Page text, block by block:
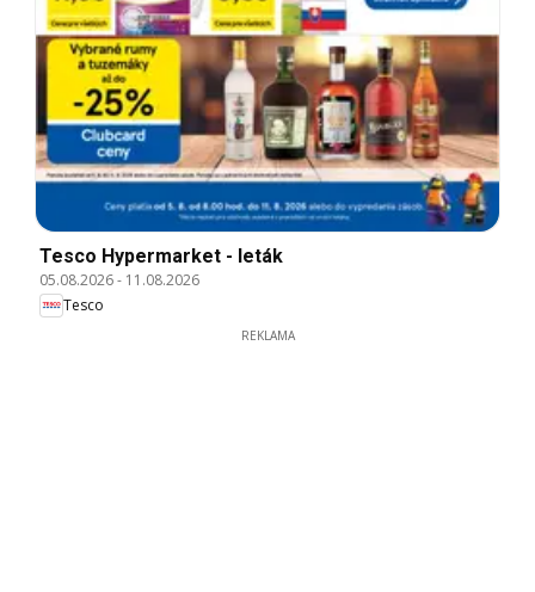
Tesco Hypermarket - leták
05.08.2026- 11.08.2026
Tesco
REKLAMA